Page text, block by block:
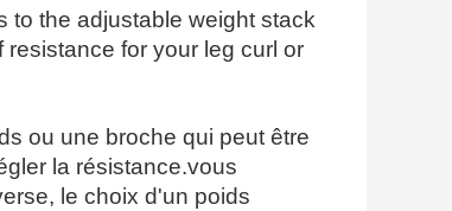
to the adjustable weight stack
for your leg curl or
ou une broche qui peut être
la résistance.vous
le choix d'un poids